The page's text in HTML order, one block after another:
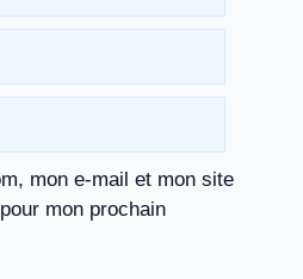
mon e-mail et mon site
mon prochain